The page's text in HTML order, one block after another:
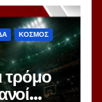
ΚΟΣΜΟΣ
τρόμο